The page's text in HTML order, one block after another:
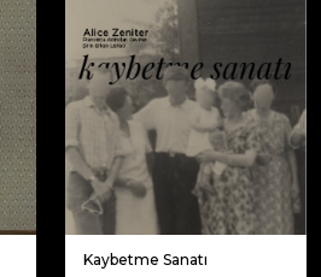
Kaybetme Sanatı